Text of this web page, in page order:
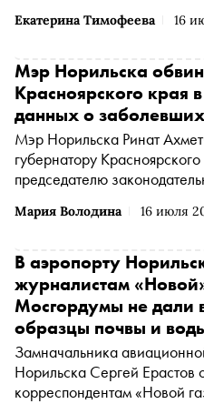
Екатерина Тимофеева 16
компаний в арктическом регионе.
инициативе проходят
Мария Володина 16 июля
Мэр Норильска
Красноярского края
данных о
Мэр Норильска Ринат
губернатору
председателю
властями края числа
обращения чиновника. В
Норильска и заксобрания
подлинность текста
В аэропорту
журналистам
Мосгордумы не дали
образцы почвы и
Замначальника
Норильска Сергей Ерастов
корреспондентам «Новой